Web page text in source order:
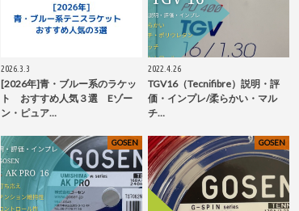
2026.3.3
[2026年]青・ブルー系のラケッ
ト おすすめ人気３選 Eゾー
ン・ピュア…
2022.4.26
TGV16（Tecnifibre）説明・評
価・インプレ/柔らかい・マル
チ…
GOSEN GOSEN